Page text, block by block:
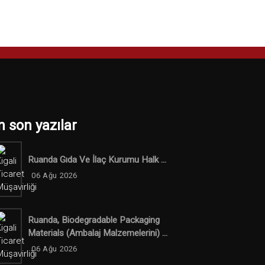
son yazılar
Ruanda Gıda Ve İlaç Kurumu Halk ...
06 Ağu 2026
Ruanda, Biodegradable Packaging
Materials (ambalaj Malzemelerini) ...
06 Ağu 2026